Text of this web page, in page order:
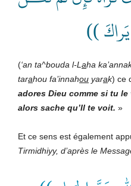
يَراكَ ))
(‘an ta^bouda l-L aha
tarahou fa’innahou yarak) ce
adores Dieu comme si tu
alors sache qu’Il te voit. »
Et ce sens est également
Tirmidhiyy, d’après le